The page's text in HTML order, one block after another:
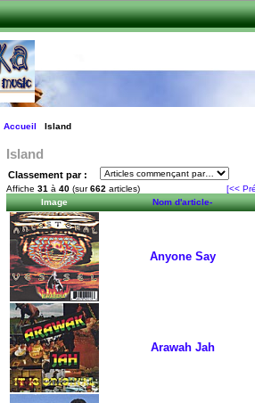
Accueil Island
Island
Classement par :
Affiche 31 à 40 (sur662 articles)
[<<
Image
Nom d'article-
Anyone Say
Arawah Jah